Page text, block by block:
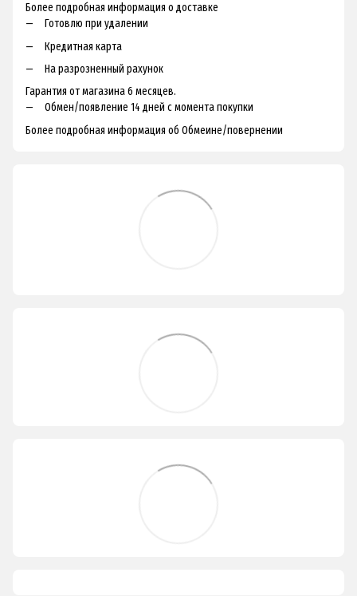
Более подробная информация о доставке
Готовлю при удалении
Кредитная карта
На разрозненный рахунок
Гарантия от магазина 6 месяцев.
Обмен/появление 14 дней с момента покупки
Более подробная информация об Обмеине/повернении